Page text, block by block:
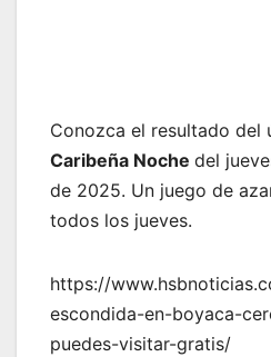
Conozca el resultado del
Caribeña Noche del
de 2025. Un juego de
todos los jueves.
https://
escondida-en-boyaca-
puedes-visitar-gratis/